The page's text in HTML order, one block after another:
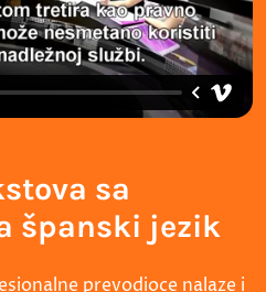
sa
španski jezik
prevodioce nalaze i